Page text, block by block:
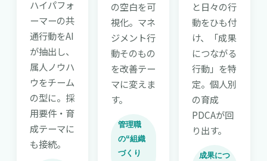
ハイパフォ
ーマーの共
通行動をAI
が抽出し、
属人ノウハ
ウをチーム
の型に。採
用要件・育
成テーマに
も接続。
の空白を可
視化。マネ
ジメント行
動そのもの
を改善テー
マに変えま
す。
管理職
の“組織
づくり
と日々の行
動をひも付
け、「成果
につながる
行動」を特
定。個人別
の育成
PDCAが回
り出す。
成果につ